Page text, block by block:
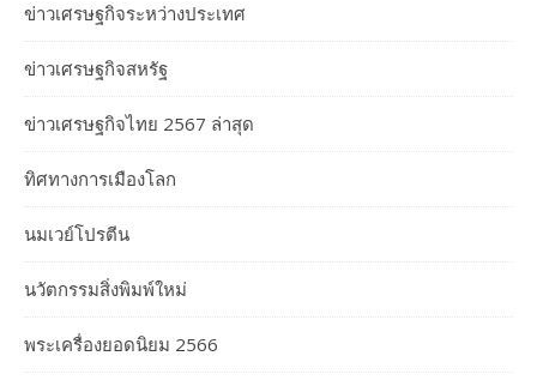
ข่าวเศรษฐกิจระหว่างประเทศ
ข่าวเศรษฐกิจสหรัฐ
ข่าวเศรษฐกิจไทย 2567 ล่าสุด
ทิศทางการเมืองโลก
นมเวย์โปรตีน
นวัตกรรมสิ่งพิมพ์ใหม่
พระเครื่องยอดนิยม 2566